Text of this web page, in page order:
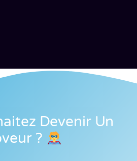
Devenir Un
?